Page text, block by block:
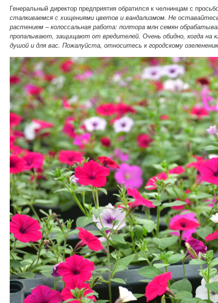
Генеральный директор предприятия обратился к челнинцам с
сталкиваемся с хищениями цветов и вандализмом. Не
растением – колоссальная работа: полтора млн семян
пропалывают, защищают от вредителей. Очень обидно, когда
душой и для вас. Пожалуйста, относитесь к городскому